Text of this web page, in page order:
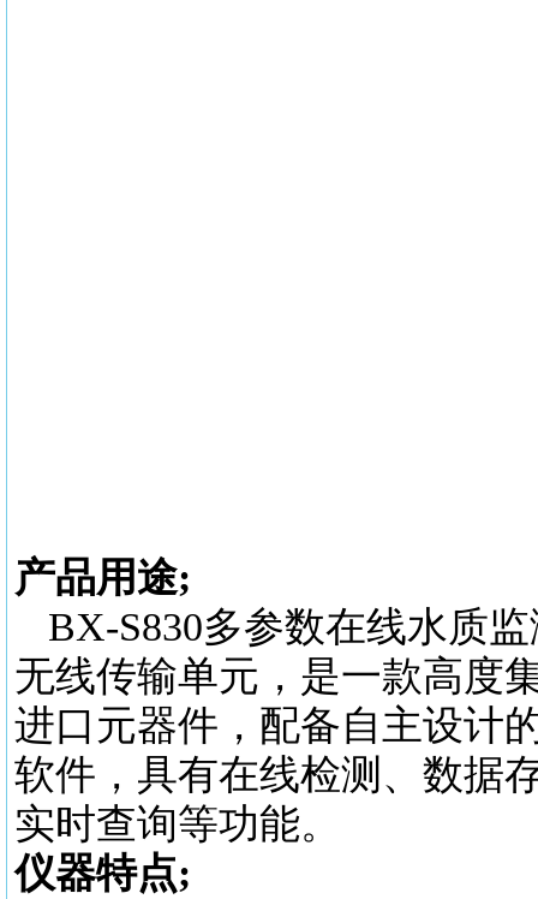
产品用途;
BX-S830多参数在线水质
无线传输单元，是一款高度
进口元器件，配备自主设计
软件，具有在线检测、数据
实时查询等功能。
仪器特点;